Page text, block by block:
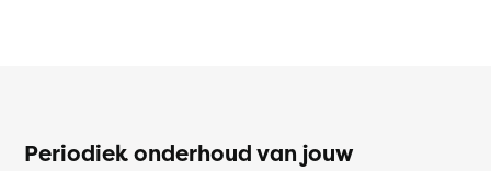
Periodiek onderhoud van jouw